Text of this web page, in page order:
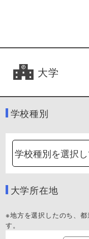
大学
学校種別
大学所在地
※地方を選択したのち、
す。